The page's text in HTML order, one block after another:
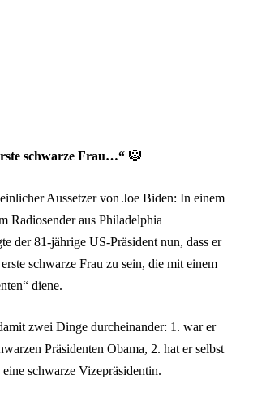
schwarze Frau…“ 🤡
Aussetzer von Joe Biden: In einem
Radiosender aus Philadelphia
der 81-jährige US-Präsident nun, dass er
schwarze Frau zu sein, die mit einem
diene.
zwei Dinge durcheinander: 1. war er
Präsidenten Obama, 2. hat er selbst
schwarze Vizepräsidentin.